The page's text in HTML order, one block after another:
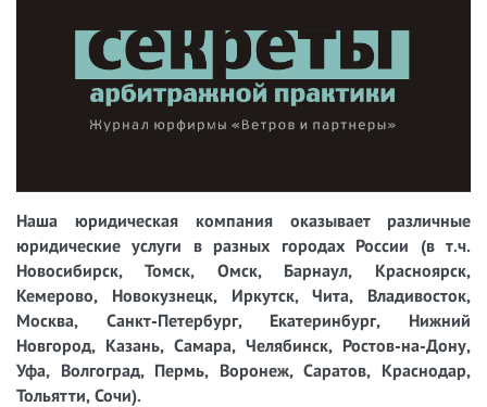
Наша юридическая компания оказывает различные
юридические услуги в разных городах России (в т.ч.
Новосибирск, Томск, Омск, Барнаул, Красноярск,
Кемерово, Новокузнецк, Иркутск, Чита, Владивосток,
Москва, Санкт-Петербург, Екатеринбург, Нижний
Новгород, Казань, Самара, Челябинск, Ростов-на-Дону,
Уфа, Волгоград, Пермь, Воронеж, Саратов, Краснодар,
Тольятти, Сочи).